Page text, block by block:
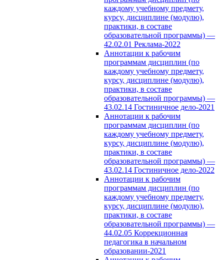
каждому учебному предмету,
курсу, дисциплине (модулю),
практики, в составе
образовательной программы) —
42.02.01 Реклама-2022
Аннотации к рабочим
программам дисциплин (по
каждому учебному предмету,
курсу, дисциплине (модулю),
практики, в составе
образовательной программы) —
43.02.14 Гостиничное дело-2021
Аннотации к рабочим
программам дисциплин (по
каждому учебному предмету,
курсу, дисциплине (модулю),
практики, в составе
образовательной программы) —
43.02.14 Гостиничное дело-2022
Аннотации к рабочим
программам дисциплин (по
каждому учебному предмету,
курсу, дисциплине (модулю),
практики, в составе
образовательной программы) —
44.02.05 Коррекционная
педагогика в начальном
образовании-2021